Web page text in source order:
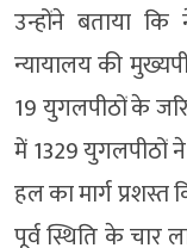
उन्होंने बताया
न्यायालय की
19 युगलपीठों के
में 1329 युगलपीठों
हल का मार्ग प्रशस्त
पूर्व स्थिति के चार